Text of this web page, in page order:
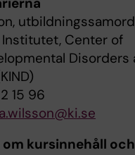
Institutet, Center of
Disorders
15 96
kursinnehåll och